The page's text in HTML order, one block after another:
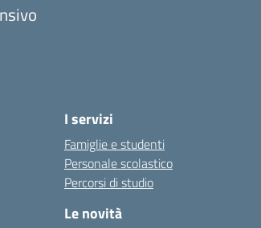
I servizi
Famiglie e studenti
Personale scolastico
Percorsi di studio
Le novità